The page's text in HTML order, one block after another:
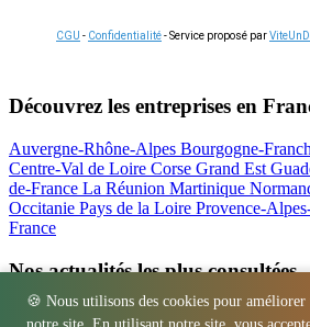
🍪 Nous utilisons des cookies pour
CGU - Confidentialité- Service proposé par
Découvrez les entreprises en
Auvergne-Rhône-Alpes Bourgogne-
Centre-Val de Loire Corse Grand Est
de-France La Réunion Martinique
Occitanie Pays de la Loire Provence-
France
Nos actualités les plus consultées
Location bétonnière : guide complet et tarifs